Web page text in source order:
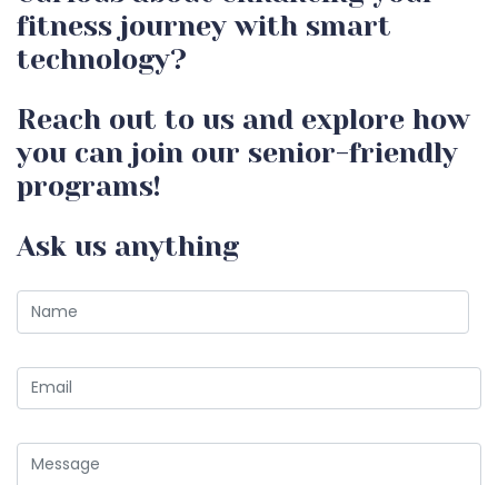
fitness journey with smart
technology?
Reach out to us and explore how
you can join our senior-friendly
programs!
Ask us anything